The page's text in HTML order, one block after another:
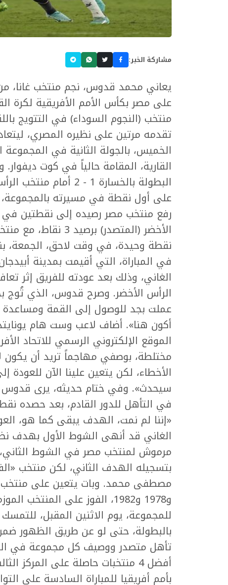
مشاركة الخبر:
يعاني محمد قدوس، نجم منتخب غانا،
على مصر بكأس الأمم الأفريقية لكرة
منتخب (النجوم السوداء) في التتويج
الخميس، بالجولة الثانية في
القارية، المقامة حالياً في كوت
البطولة بالخسارة 1 -
على أول نقطة في مسيرته
رفع منتخب مصر رصيده إلى نقطتين في
الأخضر (المتصدر)
نقطة وحيدة، في وقت لاحق،
في المباراة، التي أقيمت بمدينة
الغاني، وذلك بعد عودته للفريق إثر
الرأس الأخضر. وصرح قدوس، الذي تُوج
عملت بجد للوصول إلى القمة
أكون هنا». أضاف لاعب وست هام
الموقع الإلكتروني الرسمي للاتحاد
مختلطة، بوصفي مهاجماً تريد أن يكون
الأخطاء، لكن يتعين علينا الآن للعودة
سيحدث». وفي ختام حديثه، يرى
في التأهل للدور القادم، بعد حصده
«إننا لم نمت، الهدف يبقى كما هو،
الغاني قد أنهى الشوط الأول بهدف
مرموش لمنتخب مصر في الشوط الثاني،
بتسجيله الهدف الثاني، لكن منتخب
و1978 و1982، الفوز على
للمجموعة، يوم الاثنين المقبل،
بالبطولة، حتى لو عن طريق الظهور
أفضل 4 منتخبات حاصلة على
بأمم أفريقيا للمباراة السادسة على